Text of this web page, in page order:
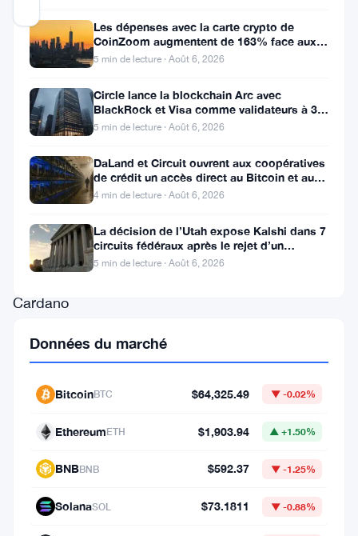
Après
mois
stagnation
d’incertitude
chez
investisseurs,
Cardano
montre
nouveau
reprise.
Les dépenses avec la carte crypto de
CoinZoom augmentent de 163% face aux
factures de carburant et d’épicerie
5 min de lecture · Août 6, 2026
Circle lance la blockchain Arc avec
BlackRock et Visa comme validateurs à 3
milliards de dollars
5 min de lecture · Août 6, 2026
DaLand et Circuit ouvrent aux coopératives
de crédit un accès direct au Bitcoin et aux
actifs numériques
4 min de lecture · Août 6, 2026
La décision de l’Utah expose Kalshi dans 7
circuits fédéraux après le rejet d’un
bouclier fédéral
5 min de lecture · Août 6, 2026
Données du marché
BitcoinBTC $64,325.49 ▼ -0.02%
EthereumETH $1,903.94 ▲ +1.50%
BNBBNB $592.37 ▼ -1.25%
SolanaSOL $73.1811 ▼ -0.88%